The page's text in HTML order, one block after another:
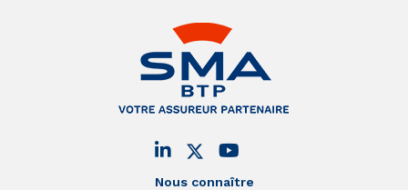
Nous connaître